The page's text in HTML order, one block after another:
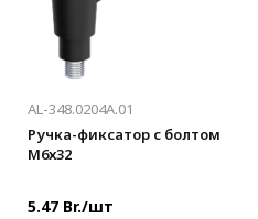
AL-348.0204A.01
Ручка-фиксатор с болтом
М6х32
5.47 Br./шт